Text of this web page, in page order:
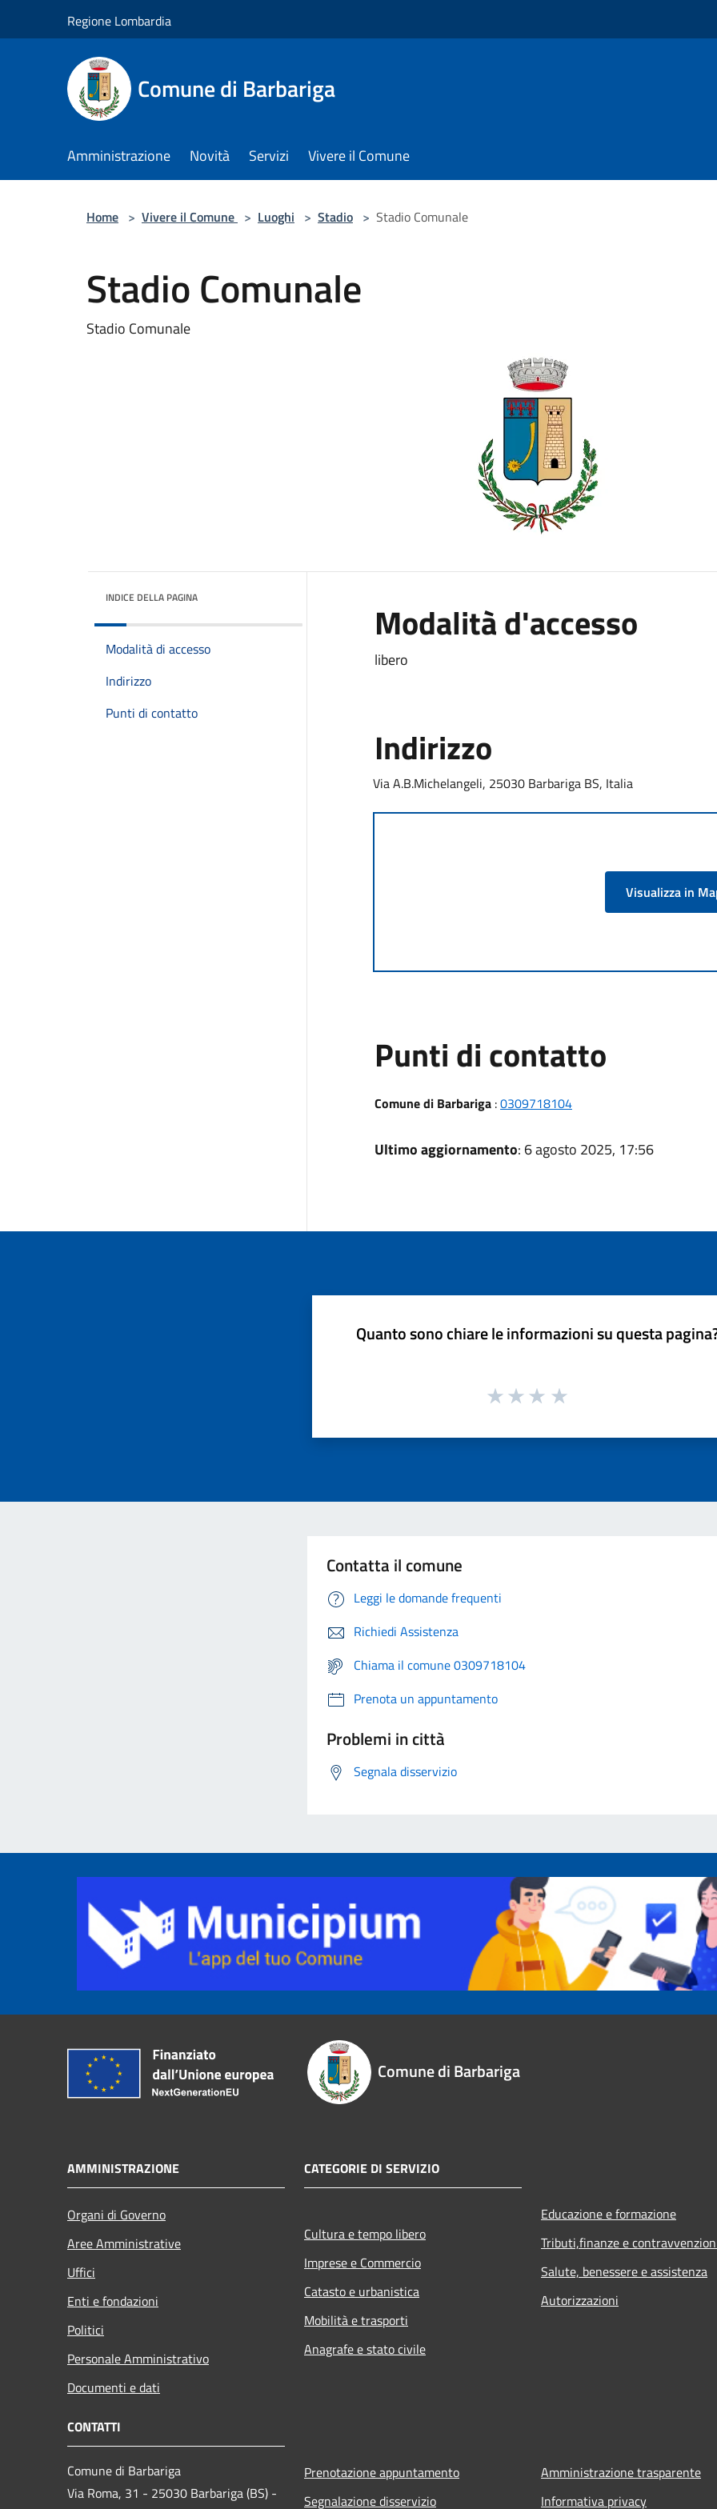
Regione Lombardia
Comune di Barbariga
Amministrazione Novità Servizi Vivere il Comune
Home > Vivere il Comune > Luoghi > Stadio > Stadio Comunale
Stadio Comunale
Stadio Comunale
INDICE DELLA PAGINA
Modalità di accesso
Indirizzo
Punti di contatto
Modalità d'accesso
libero
Indirizzo
Via A.B.Michelangeli, 25030 Barbariga BS, Italia
Visualizza in
Punti di contatto
Comune di Barbariga:0309718104
Ultimo aggiornamento: 6 agosto 2025, 17:56
Quanto sono chiare le informazioni su questa
Contatta il comune
Leggi le domande frequenti
Richiedi Assistenza
Chiama il comune 0309718104
Prenota un appuntamento
Problemi in città
Segnala disservizio
Comune di Barbariga
AMMINISTRAZIONE
Organi di Governo
Aree Amministrative
Uffici
Enti e fondazioni
Politici
Personale Amministrativo
Documenti e dati
CATEGORIE DI SERVIZIO
Cultura e tempo libero
Imprese e Commercio
Catasto e urbanistica
Mobilità e trasporti
Anagrafe e stato civile
Educazione e formazione
Tributi,finanze e
Salute, benessere e assistenza
Autorizzazioni
CONTATTI
Comune di Barbariga
Via Roma, 31 - 25030 Barbariga (BS) -
Prenotazione appuntamento
Segnalazione disservizio
Amministrazione trasparente
Informativa privacy